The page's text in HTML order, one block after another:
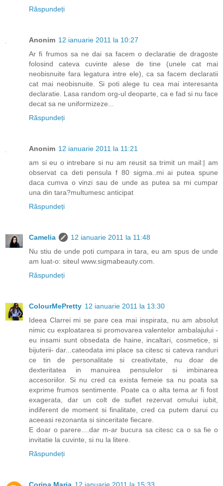
Răspundeți
Anonim 12 ianuarie 2011 la 10:27
Ar fi frumos sa ne dai sa facem o declaratie de dragoste
folosind cateva cuvinte alese de tine (unele cat mai
neobisnuite fara legatura intre ele), ca sa facem declaratii
cat mai neobisnuite. Si poti alege tu cea mai interesanta
declaratie. Lasa random org-ul deoparte, ca e fad si nu face
decat sa ne uniformizeze...
Răspundeți
Anonim 12 ianuarie 2011 la 11:21
am si eu o intrebare si nu am reusit sa trimit un mail:| am
observat ca deti pensula f 80 sigma..mi ai putea spune
daca cumva o vinzi sau de unde as putea sa mi cumpar
una din tara?multumesc anticipat
Răspundeți
Camelia
12 ianuarie 2011 la 11:48
Nu stiu de unde poti cumpara in tara, eu am spus de unde
am luat-o: siteul www.sigmabeauty.com.
Răspundeți
ColourMePretty 12 ianuarie 2011 la 13:30
Ideea Clarrei mi se pare cea mai inspirata, nu am absolut
nimic cu exploatarea si promovarea valentelor ambalajului -
eu insami sunt obsedata de haine, incaltari, cosmetice, si
bijuterii- dar...cateodata imi place sa citesc si cateva randuri
ce tin de personalitate si creativitate, nu doar de
dexteritatea in manuirea pensulelor si imbinarea
accesoriilor. Si nu cred ca exista femeie sa nu poata sa
exprime frumos sentimente. Poate ca o alta tema ar fi fost
exagerata, dar un colt de suflet rezervat omului iubit,
indiferent de moment si finalitate, cred ca putem darui cu
aceeasi rezonanta si sinceritate fiecare.
E doar o parere....dar m-ar bucura sa citesc ca o sa fie o
invitatie la cuvinte, si nu la litere.
Răspundeți